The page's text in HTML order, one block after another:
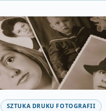
SZTUKA DRUKU FOTOGRAFII